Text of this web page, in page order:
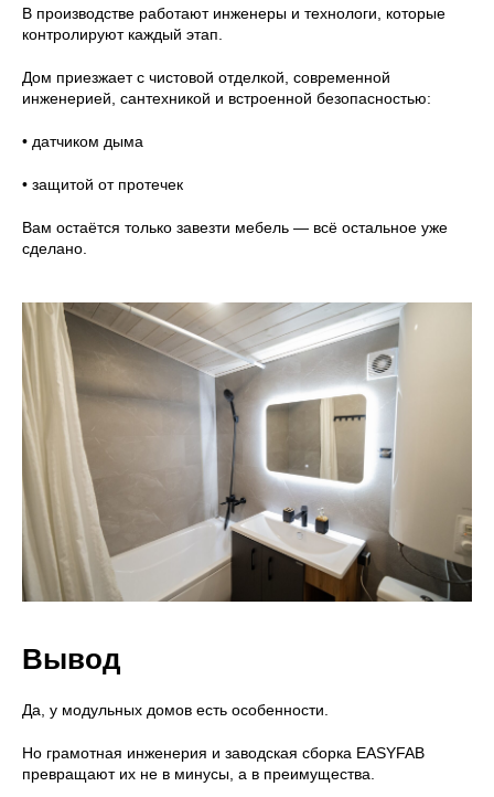
В производстве работают инженеры и технологи, которые
контролируют каждый этап.
Дом приезжает с чистовой отделкой, современной
инженерией, сантехникой и встроенной безопасностью:
• датчиком дыма
• защитой от протечек
Вам остаётся только завезти мебель — всё остальное уже
сделано.
Вывод
Да, у модульных домов есть особенности.
Но грамотная инженерия и заводская сборка EASYFAB
превращают их не в минусы, а в преимущества.